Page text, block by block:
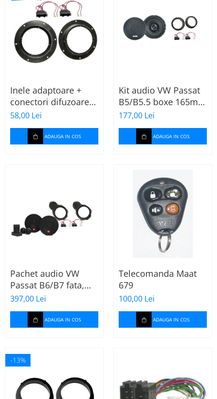
Inele adaptoare +
conectori difuzoare
fata 165mm VW Golf
V, VI
58,00 Lei
ADAUGA IN COS
Kit audio VW Passat
B5/B5.5 boxe 165mm
XT172
177,00 Lei
ADAUGA IN COS
Pachet audio VW
Passat B6/B7 fata,
boxe, inele, mufe
adaptoare JBL
STAGE2 604C
397,00 Lei
ADAUGA IN COS
Telecomanda Maat
679
100,00 Lei
ADAUGA IN COS
-13%